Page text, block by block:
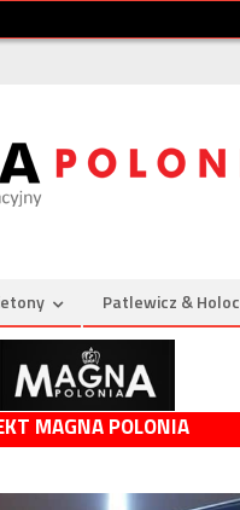
Patlewicz &
MAGNA POLONIA